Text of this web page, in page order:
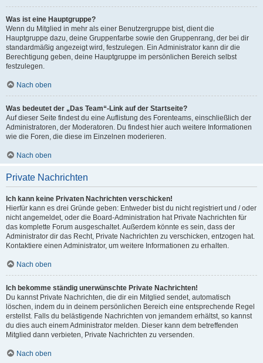
Was ist eine Hauptgruppe?
Wenn du Mitglied in mehr als einer Benutzergruppe bist, dient die
Hauptgruppe dazu, deine Gruppenfarbe sowie den Gruppenrang, der bei dir
standardmäßig angezeigt wird, festzulegen. Ein Administrator kann dir die
Berechtigung geben, deine Hauptgruppe im persönlichen Bereich selbst
festzulegen.
Nach oben
Was bedeutet der „Das Team“-Link auf der Startseite?
Auf dieser Seite findest du eine Auflistung des Forenteams, einschließlich der
Administratoren, der Moderatoren. Du findest hier auch weitere Informationen
wie die Foren, die diese im Einzelnen moderieren.
Nach oben
Private Nachrichten
Ich kann keine Privaten Nachrichten verschicken!
Hierfür kann es drei Gründe geben: Entweder bist du nicht registriert und / oder
nicht angemeldet, oder die Board-Administration hat Private Nachrichten für
das komplette Forum ausgeschaltet. Außerdem könnte es sein, dass der
Administrator dir das Recht, Private Nachrichten zu verschicken, entzogen hat.
Kontaktiere einen Administrator, um weitere Informationen zu erhalten.
Nach oben
Ich bekomme ständig unerwünschte Private Nachrichten!
Du kannst Private Nachrichten, die dir ein Mitglied sendet, automatisch
löschen, indem du in deinem persönlichen Bereich eine entsprechende Regel
erstellst. Falls du belästigende Nachrichten von jemandem erhältst, so kannst
du dies auch einem Administrator melden. Dieser kann dem betreffenden
Mitglied dann verbieten, Private Nachrichten zu versenden.
Nach oben